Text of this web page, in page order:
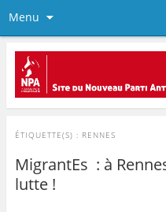
Menu
ÉTIQUETTE(S) : RENNES
MigrantEs : à
lutte !